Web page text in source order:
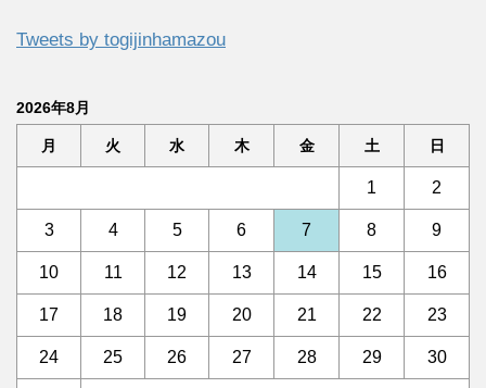
Tweets by togijinhamazou
2026年8月
月 火 水 木 金 土 日
1 2
3 4 5 6 7 8 9
10 11 12 13 14 15 16
17 18 19 20 21 22 23
24 25 26 27 28 29 30